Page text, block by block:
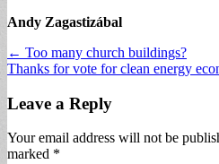
Andy Zagastizábal
Post
navigation
← Too many church buildings?
Thanks for vote for clean energy
Leave a Reply
Your email address will not be
marked *